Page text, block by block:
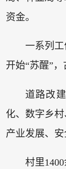
资金。
一系列
开始“苏醒”
道路改
化、数字乡
产业发展、安
村里